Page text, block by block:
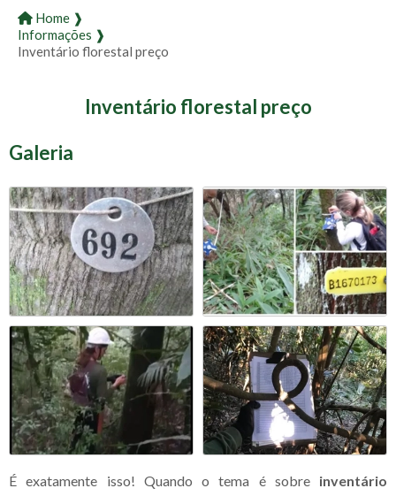
Home ❱
Informações ❱
Inventário florestal preço
Inventário florestal preço
Galeria
É exatamente isso! Quando o tema é sobre inventário